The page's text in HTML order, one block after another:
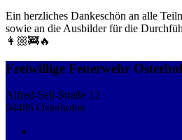
Ein herzliches Dankeschön an alle
sowie an die Ausbilder für die
👩🏼‍🚒🔥
Freiwillige Feuerwehr
Alfred-Sell-Straße 12
94486 Osterhofen